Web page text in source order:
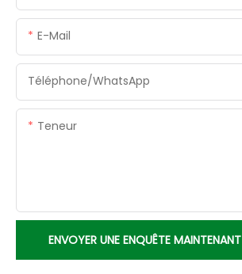
E-Mail
Téléphone/WhatsApp
Teneur
ENVOYER UNE ENQUÊTE MAINTENANT